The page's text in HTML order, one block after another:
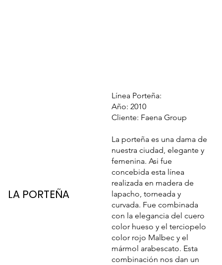
LA PORTEÑA
Línea Porteña:
Año: 2010
Cliente: Faena Group
La porteña es una dama de
nuestra ciudad, elegante y
femenina. Asi fue
concebida esta línea
realizada en madera de
lapacho, torneada y
curvada. Fue combinada
con la elegancia del cuero
color hueso y el terciopelo
color rojo Malbec y el
mármol arabescato. Esta
combinación nos dan un